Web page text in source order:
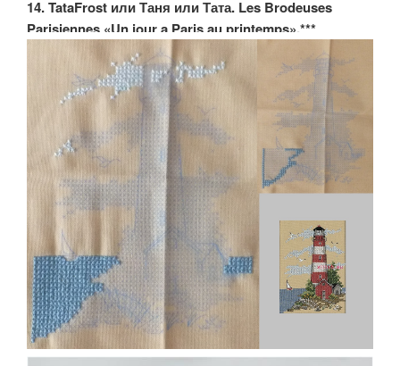
14. TataFrost или Таня или Тата. Les Brodeuses
Parisiennes «Un jour a Paris au printemps».***